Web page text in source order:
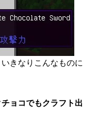
きなりこんなものに
ョコでもクラフト出